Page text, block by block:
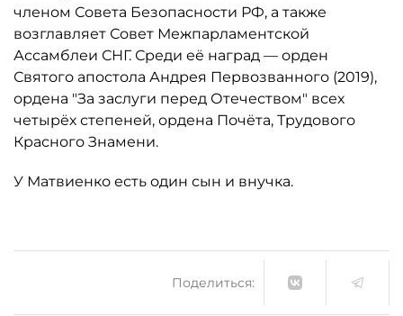
членом Совета Безопасности РФ, а также
возглавляет Совет Межпарламентской
Ассамблеи СНГ. Среди её наград — орден
Святого апостола Андрея Первозванного (2019),
ордена "За заслуги перед Отечеством" всех
четырёх степеней, ордена Почёта, Трудового
Красного Знамени.
У Матвиенко есть один сын и внучка.
Поделиться: